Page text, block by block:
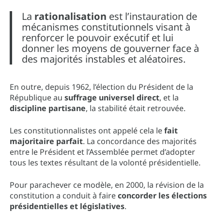
La rationalisation est l’instauration de
mécanismes constitutionnels visant à
renforcer le pouvoir exécutif et lui
donner les moyens de gouverner face à
des majorités instables et aléatoires.
En outre, depuis 1962, l’élection du Président de la
République au suffrage universel direct, et la
discipline partisane, la stabilité était retrouvée.
Les constitutionnalistes ont appelé cela lefait
majoritaire parfait. La concordance des majorités
entre le Président et l’Assemblée permet d’adopter
tous les textes résultant de la volonté présidentielle.
Pour parachever ce modèle, en 2000, la révision de la
constitution a conduit à faireconcorder les élections
présidentielles et législatives.